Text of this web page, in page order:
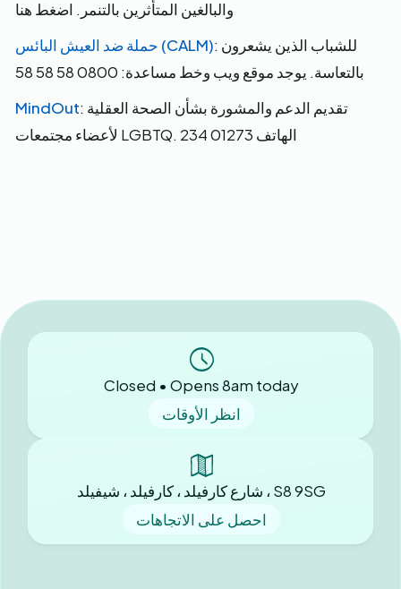
والبالغين المتأثرين بالتنمر. اضغط هنا
حملة ضد العيش البائس (CALM): للشباب الذين يشعرون
بالتعاسة. يوجد موقع ويب وخط مساعدة: 0800 58 58 58
MindOut: تقديم الدعم والمشورة بشأن الصحة العقلية
لأعضاء مجتمعات LGBTQ. الهاتف 01273 234
Closed • Opens 8am today
انظر الأوقات
شارع كارفيلد ، كارفيلد ، شيفيلد ، S8 9SG
احصل على الاتجاهات